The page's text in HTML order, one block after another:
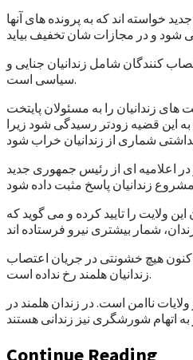
خواسته اند که به پرونده های آنها
کنندگان شامل زندانیان جنایی و
سیاسی است.
زندانیان را به مسئولان پایتخت
به این قضیه زودتر رسیدگی شود زیرا
در اعلامیه ای از رئیس جمهوری جدید
ولایت را تایید کرده و می گوید که
هیچ خشونتی در جریان اعتصاب
زندانیان هلمند رخ نداده است.
ناامن است. در زندان هلمند در
Continue Reading